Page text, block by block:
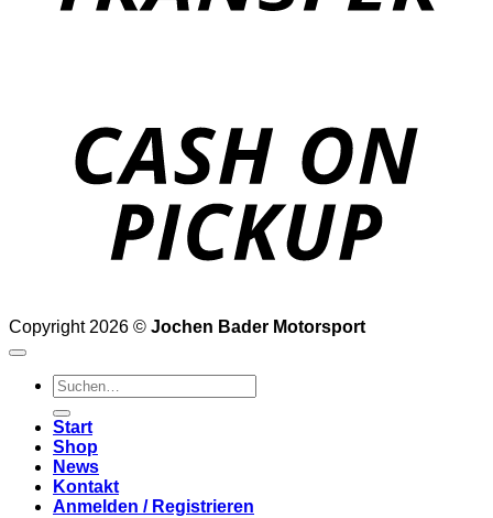
Copyright 2026 © Jochen Bader Motorsport
Suchen
nach:
Start
Shop
News
Kontakt
Anmelden / Registrieren